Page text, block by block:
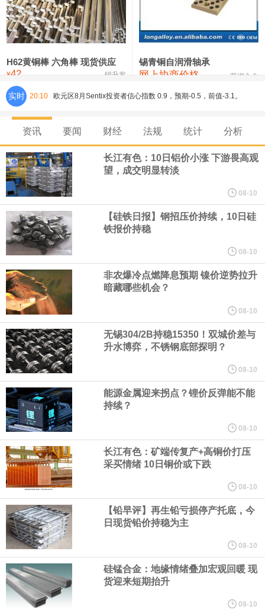
铸造铝合金锭(ZL102) 24,300—24,500 24,400
压铸锌合金锭 26,100—26,300
氯化镍 38,300—40,300 39,300 0
H62黄铜棒 六角棒 现货供应
¥42 锦升发
锡青铜自润滑轴承
网上协商价格 芜湖合金
实时 20:10 欧元区8月Sentix投资者信心指数 0.9，预期-0.5，前值-3.1。
8月10日，人民币对美元即期汇率盘中最高升至6.7439，创下2023
年2月6日以来的3年多新高。工银亚洲在展望下半年人民币走势时认
为，人民币汇率大概率延续波动、缓步走升态势，主要影响因素包
括：一是下半年预计出口延续韧性增长，关注地缘风险及关税政策
对出口产品和地区结构、量价关系分化等影响；二是国际资金增配
人民币资产，资金净流入支持人民币中枢走强；三是美元对人民币
中间价相机调整。
《天津市智能机器人产业创新发展行动方案（2026—2028年）印发
2028年全市智能机器人产业核心产值突破200亿元
国家发展改革委、国家能源局印发《煤炭工业发展“十五五”规划》。
其中指出，统筹资源开发条件、市场需求、运输通道、环境约束等
因素，有序推进煤炭资源开发。西部资源富集地区强化开发整体规
划，完善上下游开发利用体系，提升跨区域协同保障能力。持续推
进山西、蒙西、蒙东、陕北、新疆煤炭供应保障基地建设，高标准
规划建设一批大型现代化煤矿，提升规模化集约化开发水平，2030
年，五大煤炭供应保障基地产量占全国比重超80%。东中部地区统
筹本地区用能需求，合理控制开发节奏，根据资源条件加强评估论
资讯 要闻 财经 法规 统计 分析
长江有色：10日铝价小涨 下游畏高观
望，成交明显转淡
08-10
【硅铁日报】钢招压价持续，10日硅
铁报价持稳
08-10
非农爆冷点燃降息预期 镍价逆势拉升
暗藏哪些机会？
08-10
无锡304/2B持稳15350！双城价差与
升水博弈，不锈钢底部探明？
08-10
能源金属迎来拐点？锂价反弹能不能
持续？
08-10
长江有色：矿端传复产+高铜价打压
采买情绪 10日铜价或下跌
08-10
【铅早评】再生铅亏损停产托底，今
日现货铅价持稳为主
08-10
硅锰合金：地缘情绪叠加宏观回暖 现
货迎来短期抬升
08-10